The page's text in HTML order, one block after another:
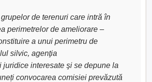
de terenuri care intră în
perimetrelor de ameliorare –
a unui perimetru de
silvic, agenţia
interesate şi se depune la
convocarea comisiei prevăzută